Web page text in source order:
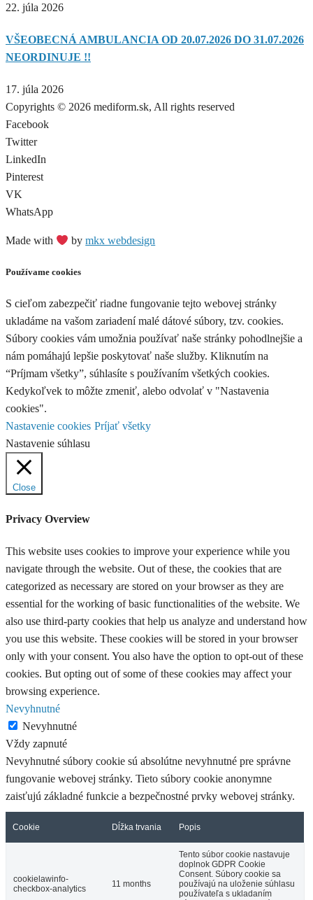
22. júla 2026
VŠEOBECNÁ AMBULANCIA OD 20.07.2026 DO 31.07.2026
NEORDINUJE !!
17. júla 2026
Copyrights © 2026 mediform.sk, All rights reserved​
Facebook
Twitter
LinkedIn
Pinterest
VK
WhatsApp
Made with bymkx webdesign
Používame cookies
S cieľom zabezpečiť riadne fungovanie tejto webovej stránky
ukladáme na vašom zariadení malé dátové súbory, tzv. cookies.
Súbory cookies vám umožnia používať naše stránky pohodlnejšie a
nám pomáhajú lepšie poskytovať naše služby. Kliknutím na
“Príjmam všetky”, súhlasíte s používaním všetkých cookies.
Kedykoľvek to môžte zmeniť, alebo odvolať v "Nastavenia
cookies".
Nastavenie cookies Príjať všetky
Nastavenie súhlasu
Close
Privacy Overview
This website uses cookies to improve your experience while you
navigate through the website. Out of these, the cookies that are
categorized as necessary are stored on your browser as they are
essential for the working of basic functionalities of the website. We
also use third-party cookies that help us analyze and understand how
you use this website. These cookies will be stored in your browser
only with your consent. You also have the option to opt-out of these
cookies. But opting out of some of these cookies may affect your
browsing experience.
Nevyhnutné
Nevyhnutné
Vždy zapnuté
Nevyhnutné súbory cookie sú absolútne nevyhnutné pre správne
fungovanie webovej stránky. Tieto súbory cookie anonymne
zaisťujú základné funkcie a bezpečnostné prvky webovej stránky.
Cookie Dĺžka trvania Popis
cookielawinfo-
checkbox-analytics
11 months
Tento súbor cookie nastavuje
doplnok GDPR Cookie
Consent. Súbory cookie sa
používajú na uloženie súhlasu
používateľa s ukladaním